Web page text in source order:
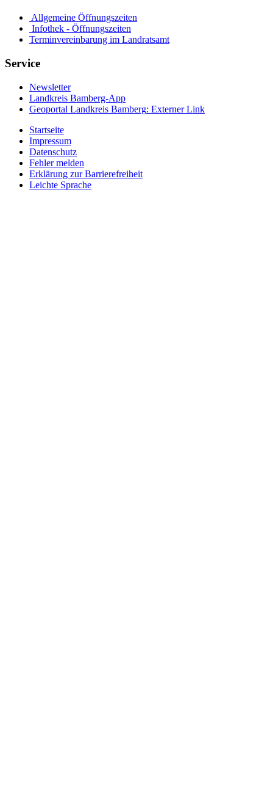
Allgemeine Öffnungszeiten
Infothek - Öffnungszeiten
Terminvereinbarung im Landratsamt
Service
Newsletter
Landkreis Bamberg-App
Geoportal Landkreis Bamberg: Externer Link
Startseite
Impressum
Datenschutz
Fehler melden
Erklärung zur Barrierefreiheit
Leichte Sprache